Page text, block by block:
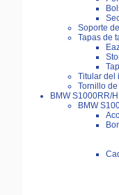
Soporte
Tapas de
Titular del
Tornillo
BMW S1000RR/
BMW